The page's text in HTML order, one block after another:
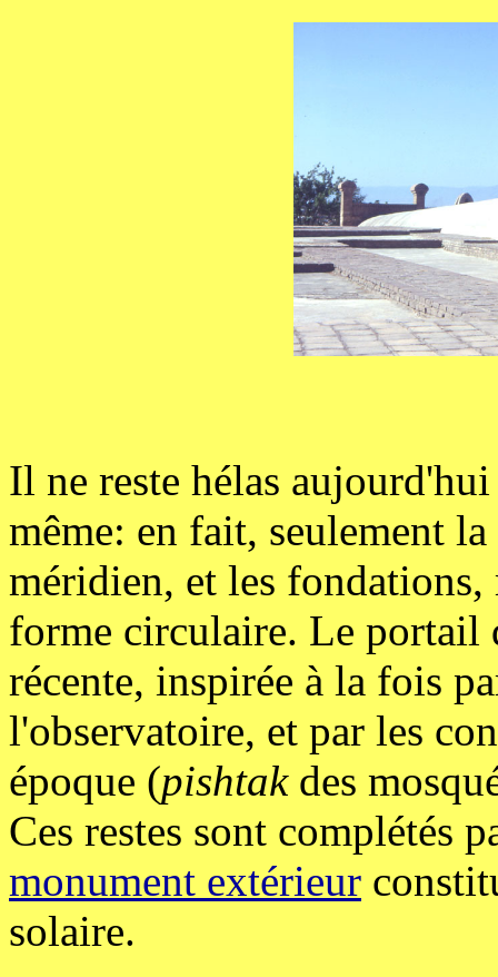
Il ne reste hélas
même: en fait, seulement
méridien, et les
forme circulaire. Le portail
récente, inspirée à la fois
l'observatoire, et par les
époque (pishtak des
Ces restes sont complétés
monument extérieur
solaire.